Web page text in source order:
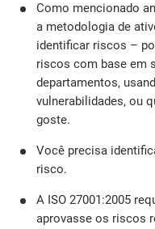
Como mencionado
a metodologia de
identificar riscos –
riscos com base em
departamentos,
vulnerabilidades, ou
goste.
Você precisa
risco.
A ISO 27001:2005
aprovasse os riscos